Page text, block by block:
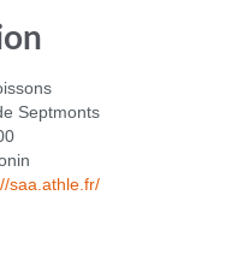
Septmonts
saa.athle.fr/